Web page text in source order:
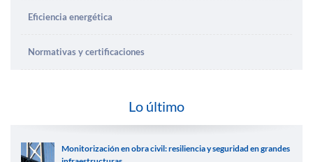
Eficiencia energética
Normativas y certificaciones
Lo último
Monitorización en obra civil: resiliencia y seguridad en grandes